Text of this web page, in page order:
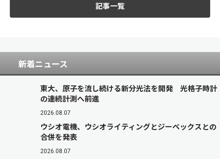
記事一覧
新着ニュース
東大、原子を流し続ける新分光法を開発 光格子時計
の連続計測へ前進
2026.08.07
ウシオ電機、ウシオライティングとジーベックスとの
合併を発表
2026.08.07